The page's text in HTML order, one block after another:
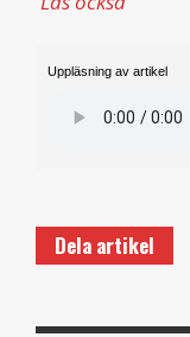
Uppläsning av artikel
Dela artikel